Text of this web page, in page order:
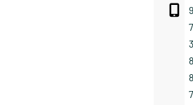
9
7
3
8
8
7